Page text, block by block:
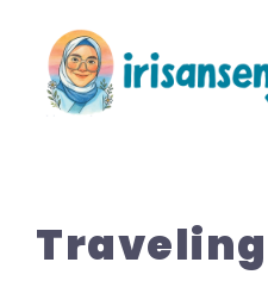
Traveling